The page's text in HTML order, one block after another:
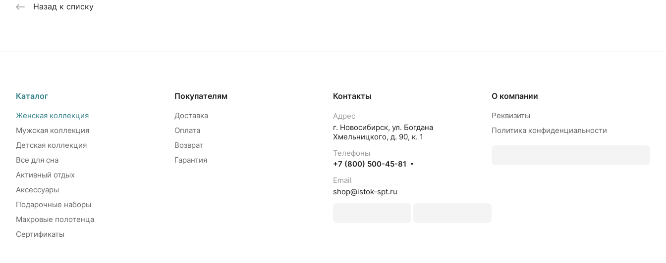
Назад к списку
Каталог
Женская коллекция
Мужская коллекция
Детская коллекция
Все для сна
Активный отдых
Аксессуары
Подарочные наборы
Махровые полотенца
Сертификаты
Покупателям
Доставка
Оплата
Возврат
Гарантия
Контакты
Адрес
г. Новосибирск, ул. Богдана
Хмельницкого, д. 90, к. 1
Телефоны
+7 (800) 500-45-81
Email
shop@istok-spt.ru
О компании
Реквизиты
Политика конфиденциальности